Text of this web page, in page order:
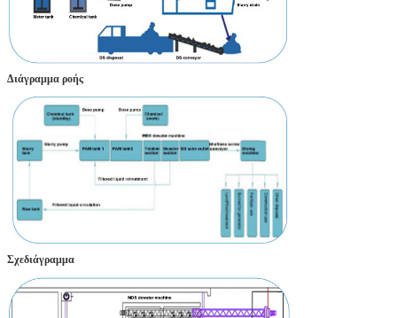
Διάγραμμα ροής
Σχεδιάγραμμα